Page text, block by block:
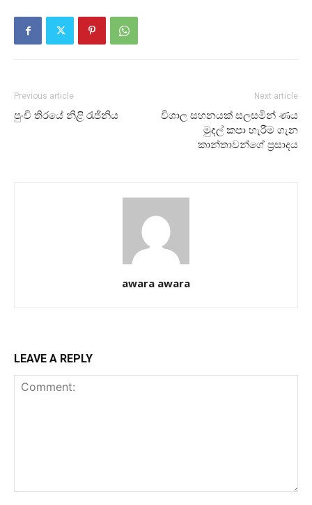
Previous article
පුංචි තිරයේ නිළි රැජිනිය
Next article
විශාල සහනයක් සලසමින් ණය
මුදල් කපා හැරීම ගැන
කාන්තාවන්ගේ ප්‍රසාදය
awara awara
LEAVE A REPLY